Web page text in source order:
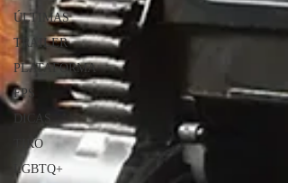
ÚLTIMAS
TRAILER
PLATAFORMA
FPS
DICAS
TIRO
LGBTQ+